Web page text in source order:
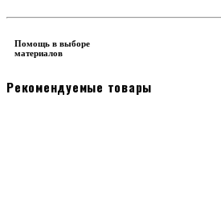
Помощь в выборе
материалов
Рекомендуемые товары